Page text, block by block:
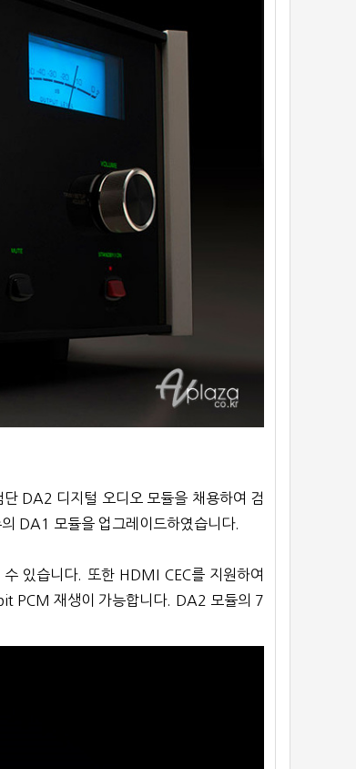
DA2 디지털 오디오 모듈을 채용하여 검
DA1 모듈을 업그레이드하였습니다.
있습니다. 또한 HDMI CEC를 지원하여
PCM 재생이 가능합니다. DA2 모듈의 7